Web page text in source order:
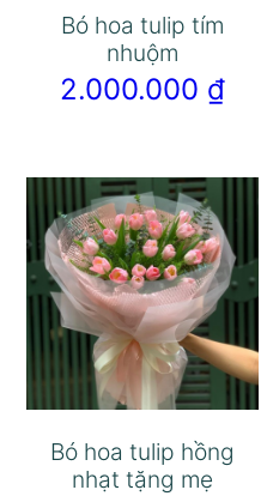
Bó hoa tulip tím
nhuộm
2.000.000 ₫
Bó hoa tulip hồng
nhạt tặng mẹ